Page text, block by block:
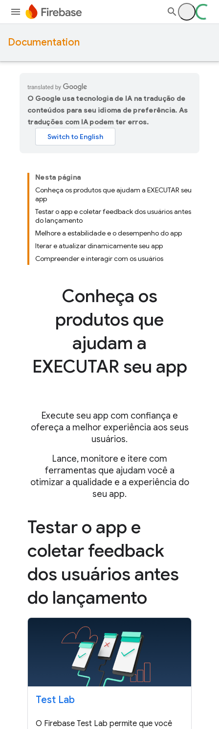
Documentation
O Google usa tecnologia de IA na tradução de
conteúdos para seu idioma de preferência. As
traduções com IA podem ter erros.
Nesta página
Conheça os produtos que ajudam a EXECUTAR seu
app
Testar o app e coletar feedback dos usuários antes
do lançamento
Melhore a estabilidade e o desempenho do app
Iterar e atualizar dinamicamente seu app
Compreender e interagir com os usuários
Conheça os
produtos que
ajudam a
EXECUTAR seu app
Execute seu app com confiança e
ofereça a melhor experiência aos seus
usuários.
Lance, monitore e itere com
ferramentas que ajudam você a
otimizar a qualidade e a experiência do
seu app.
Testar o app e
coletar feedback
dos usuários antes
do lançamento
Test Lab
O Firebase Test Lab permite que você